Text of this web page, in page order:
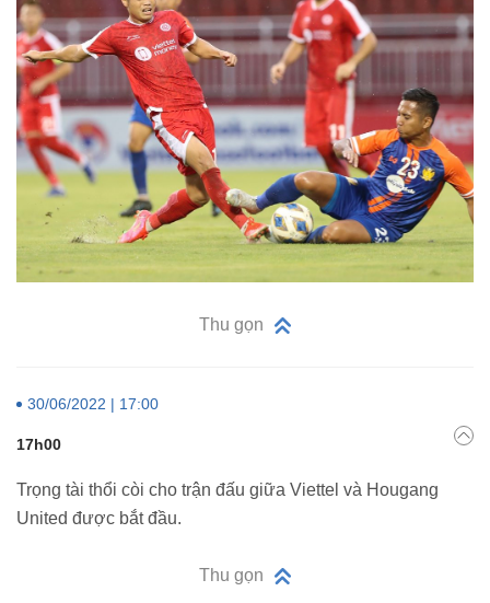
Thu gọn
30/06/2022 | 17:00
17h00
Trọng tài thổi còi cho trận đấu giữa Viettel và Hougang
United được bắt đầu.
Thu gọn